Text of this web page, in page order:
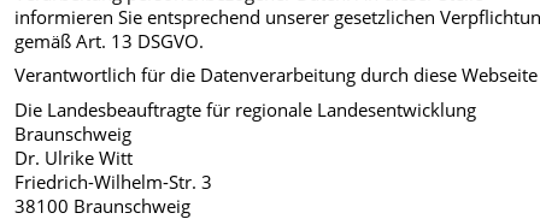
informieren Sie entsprechend unserer gesetzlichen
gemäß Art. 13 DSGVO.
Verantwortlich für die Datenverarbeitung durch diese
Die Landesbeauftragte für regionale Landesentwicklung
Braunschweig
Dr. Ulrike Witt
Friedrich-Wilhelm-Str. 3
38100 Braunschweig